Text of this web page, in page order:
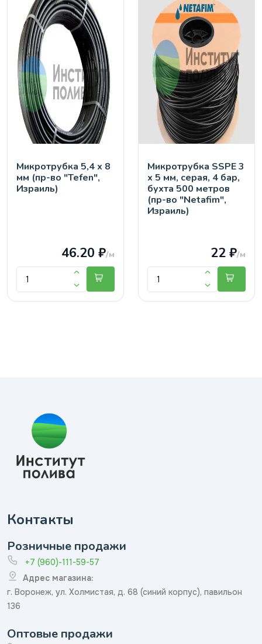
Микротрубка 5,4 х 8
мм (пр-во "Tefen",
Израиль)
46.20 ₽/м
Микротрубка SSPE 3
х 5 мм, серая, 4 бар,
бухта 500 метров
(пр-во "Netafim",
Израиль)
22 ₽/м
Контакты
Розничные продажи
+7 (960)-111-59-57
Адрес магазина:
г. Воронеж, ул. Холмистая, д. 68 (синий корпус), павильон
136
Оптовые продажи